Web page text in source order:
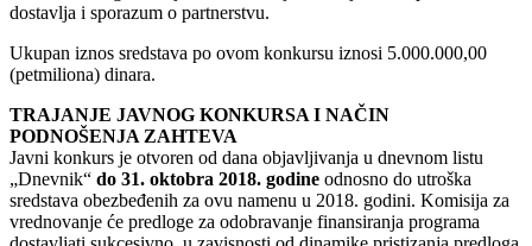
dostavlja i sporazum o partnerstvu.
Ukupan iznos sredstava po ovom konkursu iznosi 5.000.000,00
(petmiliona) dinara.
TRAJANJE JAVNOG KONKURSA I NAČIN
PODNOŠENJA ZAHTEVA
Javni konkurs je otvoren od dana objavljivanja u dnevnom listu
„Dnevnik“ do 31. oktobra 2018. godine odnosno do utroška
sredstava obezbeđenih za ovu namenu u 2018. godini. Komisija za
vrednovanje će predloge za odobravanje finansiranja programa